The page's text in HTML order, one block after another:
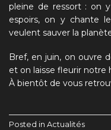
pleine de ressort : on
espoirs, on y chante
veulent sauver la
Bref, en juin, on ouvre
et on laisse fleurir notre
À bientôt de vous
Posted in Actualités